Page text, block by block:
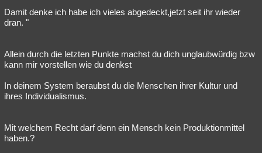
Damit denke ich habe ich vieles abgedeckt,jetzt seit ihr wieder
dran. "
Allein durch die letzten Punkte machst du dich unglaubwürdig bzw
kann mir vorstellen wie du denkst
In deinem System beraubst du die Menschen ihrer Kultur und
ihres Individualismus.
Mit welchem Recht darf denn ein Mensch kein Produktionmittel
haben.?